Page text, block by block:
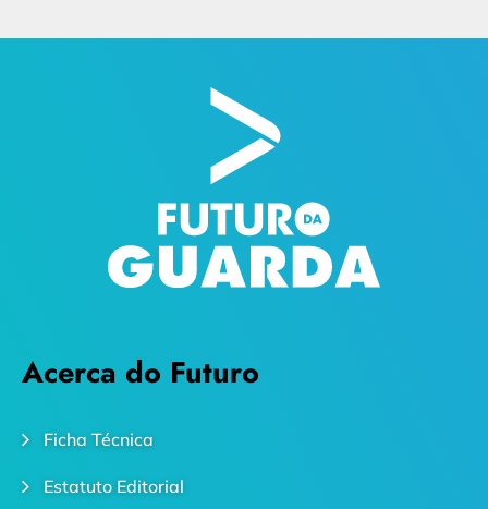
Acerca do Futuro
Ficha Técnica
Estatuto Editorial